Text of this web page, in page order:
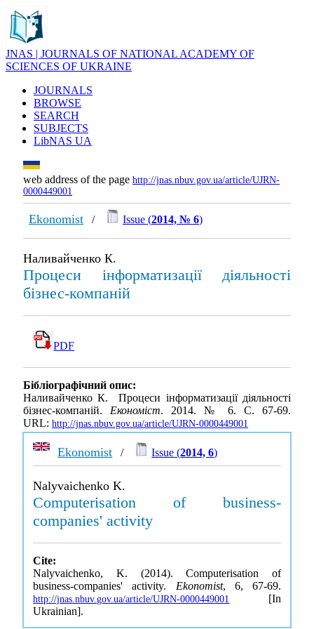
JNAS | JOURNALS OF NATIONAL ACADEMY OF
SCIENCES OF UKRAINE
JOURNALS
BROWSE
SEARCH
SUBJECTS
LibNAS UA
web address of the page http://jnas.nbuv.gov.ua/article/UJRN-
0000449001
Ekonomist / Issue (2014, № 6)
Наливайченко К.
Процеси інформатизації діяльності
бізнес-компаній
PDF
Бібліографічний опис:
Наливайченко К. Процеси інформатизації діяльності
бізнес-компаній.Економіст. 2014. № 6. С. 67-69.
URL: http://jnas.nbuv.gov.ua/article/UJRN-0000449001
Ekonomist / Issue (2014, 6)
Nalyvaichenko K.
Computerisation of business-
companies' activity
Cite:
Nalyvaichenko, K. (2014). Computerisation of
business-companies' activity. Ekonomist, 6, 67-69.
http://jnas.nbuv.gov.ua/article/UJRN-0000449001
[In
Ukrainian].